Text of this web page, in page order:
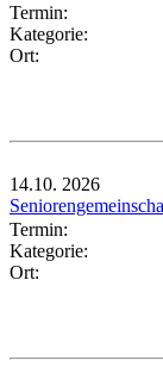
Termin:
Kategorie:
Ort:
14.10. 2026
Termin:
Kategorie:
Ort: